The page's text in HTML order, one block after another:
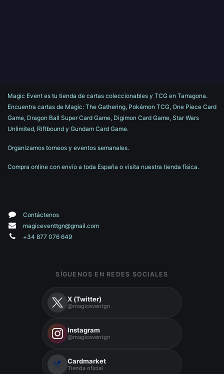
Magic Event es tu tienda de cartas coleccionables y TCG en Tarragona.
Encuentra cartas de Magic: The Gathering, Pokémon TCG, One Piece Card
Game, Dragon Ball Super Card Game, Digimon Card Game, Star Wars
Unlimited, Riftbound y Gundam Card Game.
Organizamos torneos y eventos semanales.
Compra online con envío a toda España o visita nuestra tienda física.
Contáctenos
magiceventtgn@gmail.com
+34 877 076 649
SÍGUENOS EN REDES SOCIALES
X (Twitter)
@magiceventgn
Instagram
@magiceventgn
Cardmarket
Tienda oficial